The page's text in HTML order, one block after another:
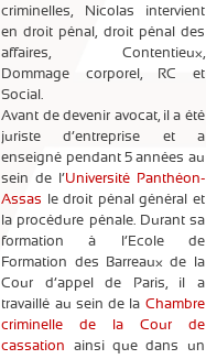
criminelles, Nicolas intervient
en droit pénal, droit pénal des
affaires, Contentieux,
Dommage corporel, RC et
Social.
Avant de devenir avocat, il a été
juriste d’entreprise et a
enseigné pendant 5 années au
sein de l’Université Panthéon-
Assas le droit pénal général et
la procédure pénale. Durant sa
formation à l’Ecole de
Formation des Barreaux de la
Cour d’appel de Paris, il a
travaillé au sein de la Chambre
criminelle de la Cour de
cassation ainsi que dans un